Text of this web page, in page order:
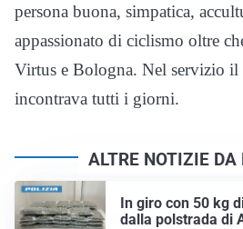
persona buona, simpatica,
appassionato di ciclismo oltre
Virtus e Bologna. Nel servizio
incontrava tutti i giorni.
ALTRE NOTIZIE DA
In giro con 50 kg
dalla polstrada di